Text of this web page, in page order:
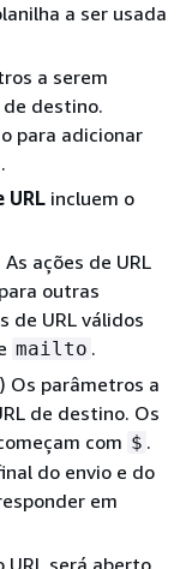
a ser usada
a serem
destino.
para adicionar
URL incluem o
ações de URL
outras
de URL válidos
mailto .
Os parâmetros a
de destino. Os
com $ .
do envio e do
em
URL será aberto.